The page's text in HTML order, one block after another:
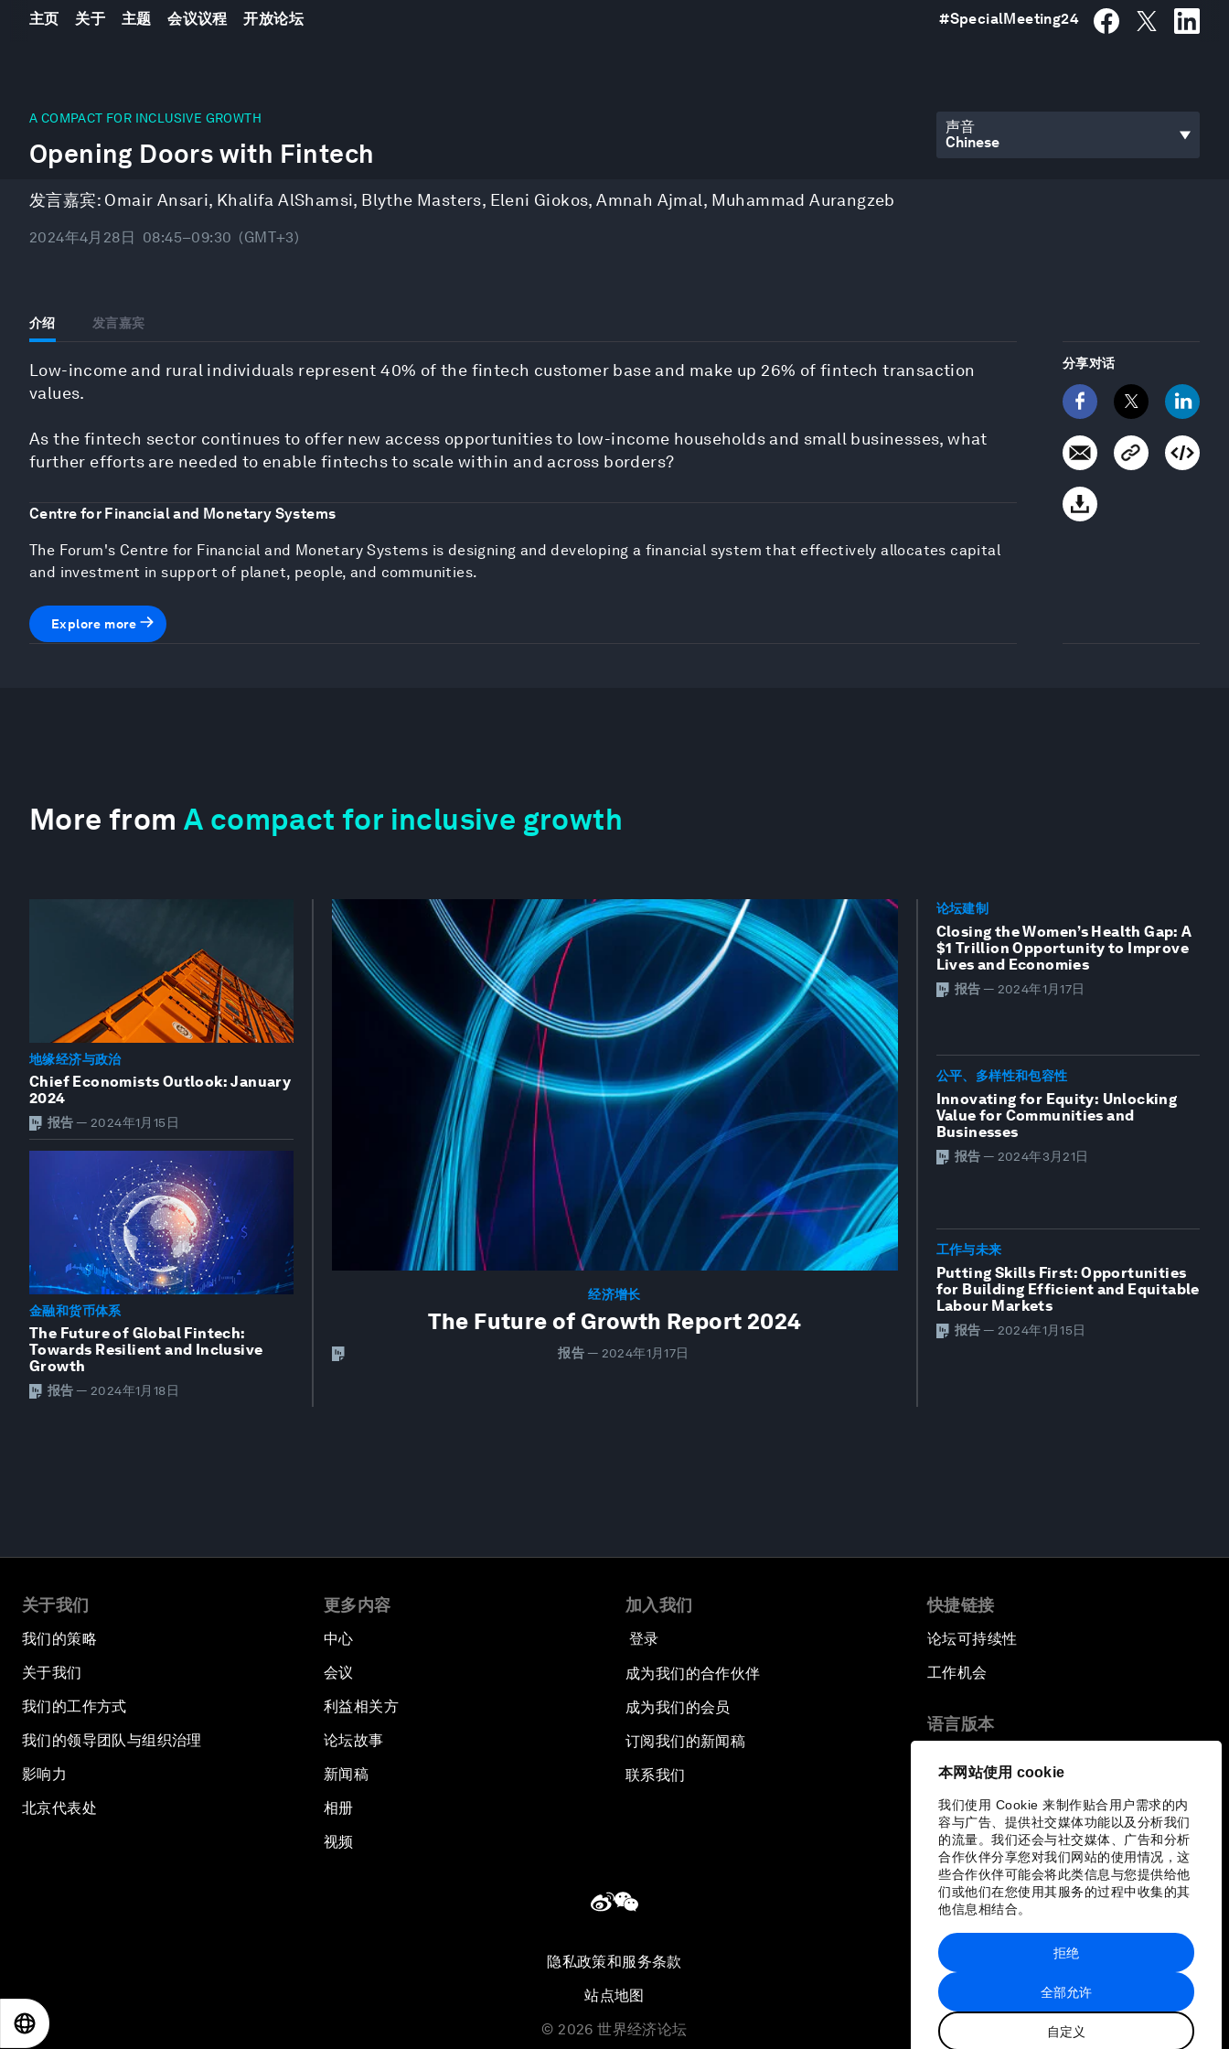
本网站使用 cookie
我们使用 Cookie 来制作贴合用户需求的内
容与广告、提供社交媒体功能以及分析我们
的流量。我们还会与社交媒体、广告和分析
合作伙伴分享您对我们网站的使用情况，这
些合作伙伴可能会将此类信息与您提供给他
们或他们在您使用其服务的过程中收集的其
他信息相结合。
全部允许
自定义
拒绝
主页 关于 主题 会议议程 开放论坛 #SpecialMeeting24
A COMPACT FOR INCLUSIVE GROWTH
Opening Doors with Fintech
发言嘉宾: Omair Ansari, Khalifa AlShamsi, Blythe Masters, Eleni Giokos,Amnah Ajmal, Muhammad Aurangzeb
2024年4月28日 08:45–09:30 (GMT+3)
声音
介绍 发言嘉宾
Low-income and rural individuals represent 40% of the fintech customer base and make up 26% of fintech transaction
values.
As the fintech sector continues to offer new access opportunities to low-income households and small businesses, what
further efforts are needed to enable fintechs to scale within and across borders?
Centre for Financial and Monetary Systems
The Forum's Centre for Financial and Monetary Systems is designing and developing a financial system that effectively allocates capital
and investment in support of planet, people, and communities.
Explore more
分享对话
More from A compact for inclusive growth
经济增长
The Future of Growth Report 2024
报告 — 2024年1月17日
地缘经济与政治
Chief Economists Outlook: January
2024
报告 — 2024年1月15日
金融和货币体系
The Future of Global Fintech:
Towards Resilient and Inclusive
Growth
报告 — 2024年1月18日
论坛建制
Closing the Women’s Health Gap: A
$1 Trillion Opportunity to Improve
Lives and Economies
报告 — 2024年1月17日
公平、多样性和包容性
Innovating for Equity: Unlocking
Value for Communities and
Businesses
报告 — 2024年3月21日
工作与未来
Putting Skills First: Opportunities
for Building Efficient and Equitable
Labour Markets
报告 — 2024年1月15日
seconds
46
minutes,
secondsVolume
90%
关于我们
我们的策略
关于我们
我们的工作方式
我们的领导团队与组织治理
影响力
北京代表处
更多内容
中心
会议
利益相关方
论坛故事
新闻稿
相册
视频
加入我们
登录
成为我们的合作伙伴
成为我们的会员
订阅我们的新闻稿
联系我们
快捷链接
论坛可持续性
工作机会
语言版本
隐私政策和服务条款
站点地图
© 2026 世界经济论坛